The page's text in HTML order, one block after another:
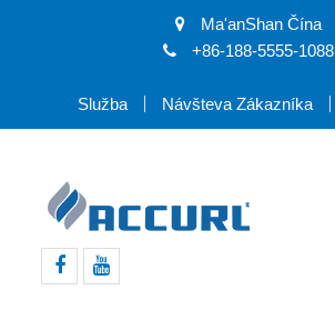
Ma'anShan Čína
+86-188-5555-1088
Služba Návšteva Zákazníka